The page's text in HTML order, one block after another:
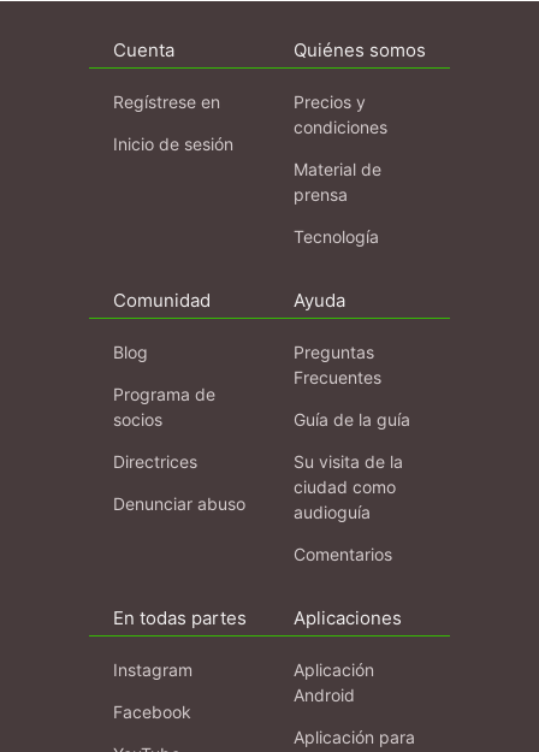
Cuenta
Regístrese en
Inicio de sesión
Quiénes somos
Precios y
condiciones
Material de
prensa
Tecnología
Comunidad
Blog
Programa de
socios
Directrices
Denunciar abuso
Ayuda
Preguntas
Frecuentes
Guía de la guía
Su visita de la
ciudad como
audioguía
Comentarios
En todas partes
Instagram
Facebook
Aplicaciones
Aplicación
Android
Aplicación para